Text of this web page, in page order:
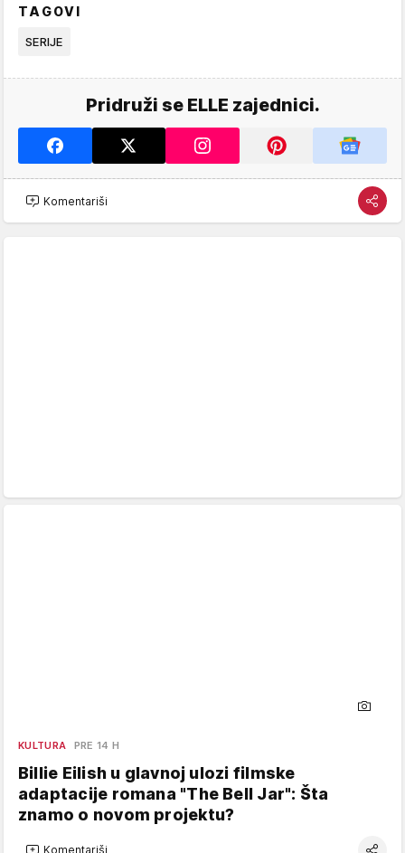
TAGOVI
SERIJE
Pridruži se ELLE zajednici.
Komentariši
KULTURA PRE 14 H
Billie Eilish u glavnoj ulozi filmske
adaptacije romana "The Bell Jar": Šta
znamo o novom projektu?
Komentariši